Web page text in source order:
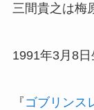
三間貴之は梅
1991年3月8
『 ゴブリンス